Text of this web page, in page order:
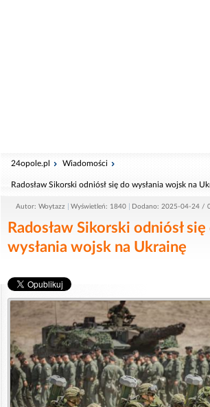
24opole.pl Wiadomości
Radosław Sikorski odniósł się do wysłania wojsk na
Autor: Woytazz Wyświetleń: 1840 Dodano: 2025-04-24 /
Radosław Sikorski odniósł się
wysłania wojsk na Ukrainę